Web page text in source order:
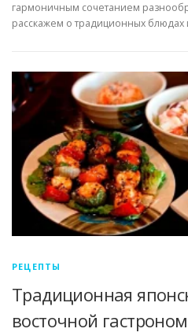
гармоничным сочетанием
расскажем о традиционных блюдах
РЕЦЕПТЫ
Традиционная
восточной